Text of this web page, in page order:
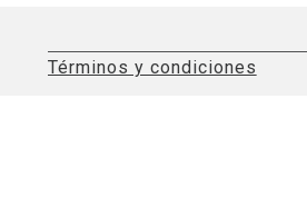
Términos y condiciones